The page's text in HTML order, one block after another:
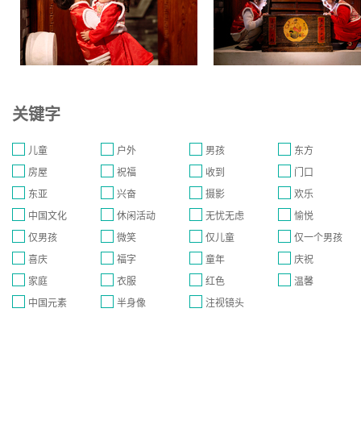
关键字
儿童 户外 男孩
东方
房屋
祝福 收到
门口
东亚
兴奋 摄影
欢乐
中国文化
休闲活动 无忧无虑
愉悦
仅男孩
微笑 仅儿童
仅一个男孩
喜庆
福字 童年
庆祝
家庭
衣服 红色
温馨
中国元素
半身像 注视镜头